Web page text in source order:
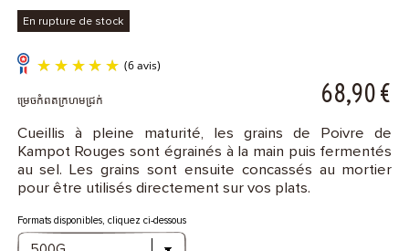
ម្រេចកំពតក្រហមជ្រក់ 68,90€
Cueillis à pleine maturité, les grains de Poivre de
Kampot Rouges sont égrainés à la main puis fermentés
au sel. Les grains sont ensuite concassés au mortier
pour être utilisés directement sur vos plats.
(6 avis)
Formats disponibles, cliquez ci-dessous
En rupture de stock